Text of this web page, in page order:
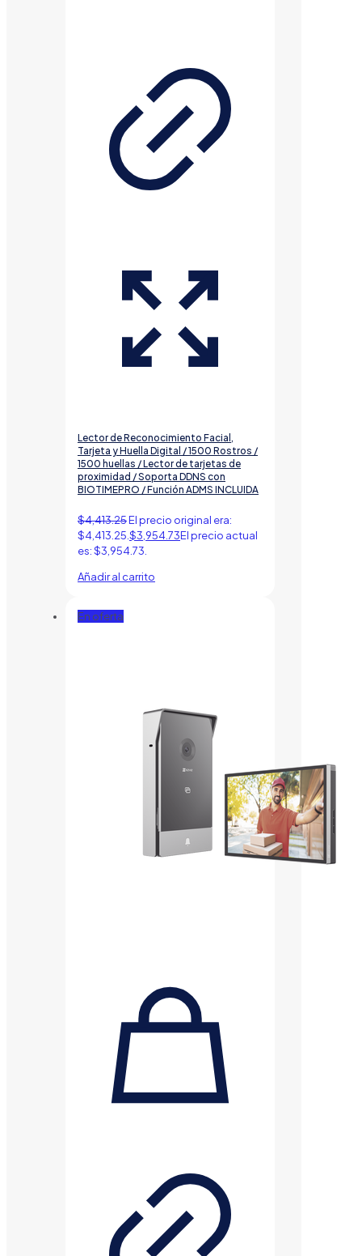
Lector de Reconocimiento Facial,
Tarjeta y Huella Digital / 1500 Rostros /
1500 huellas / Lector de tarjetas de
proximidad / Soporta DDNS con
BIOTIMEPRO / Función ADMS INCLUIDA
$4,413.25El precio original era:
$4,413.25. $3,954.73El precio actual
es: $3,954.73.
Añadir al carrito
En oferta